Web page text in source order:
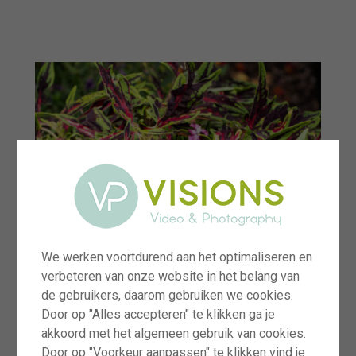
We werken voortdurend aan het optimaliseren en
verbeteren van onze website in het belang van
de gebruikers, daarom gebruiken we cookies.
Door op "Alles accepteren" te klikken ga je
akkoord met het algemeen gebruik van cookies.
Door op "Voorkeur aanpassen" te klikken vind je